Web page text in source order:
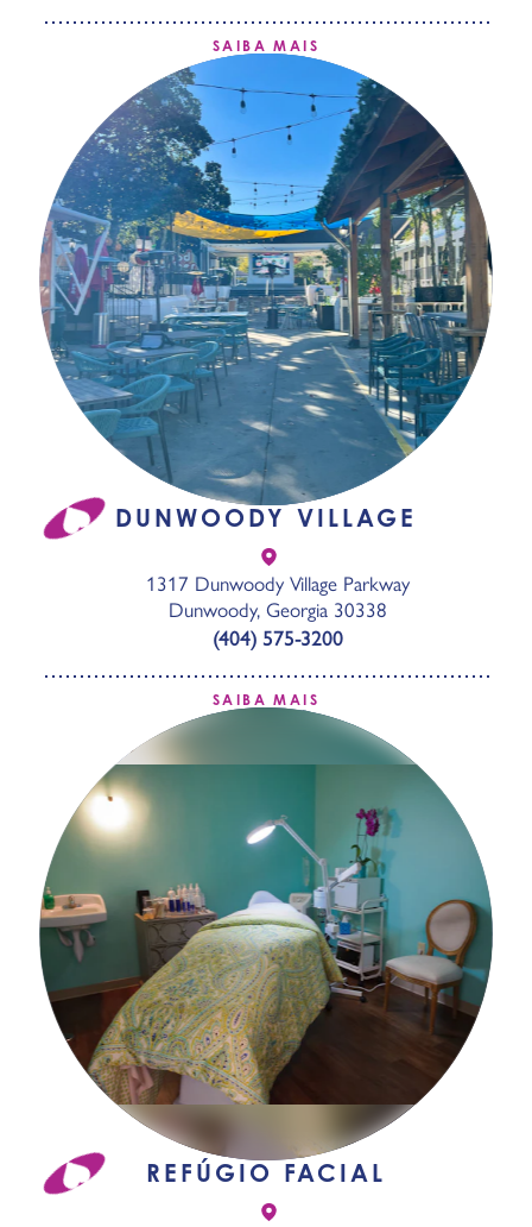
SAIBA MAIS
DUNWOODY VILLAGE
1317 Dunwoody Village Parkway
Dunwoody, Georgia 30338
(404) 575-3200
SAIBA MAIS
REFÚGIO FACIAL